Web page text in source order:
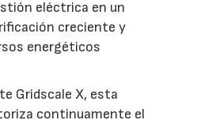
eléctrica en un
creciente y
energéticos
Gridscale X, esta
continuamente el